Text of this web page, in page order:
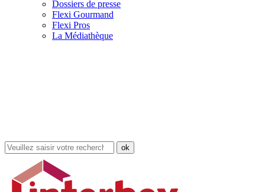
Dossiers de presse
Flexi Gourmand
Flexi Pros
La Médiathèque
Rechercher
dans
site